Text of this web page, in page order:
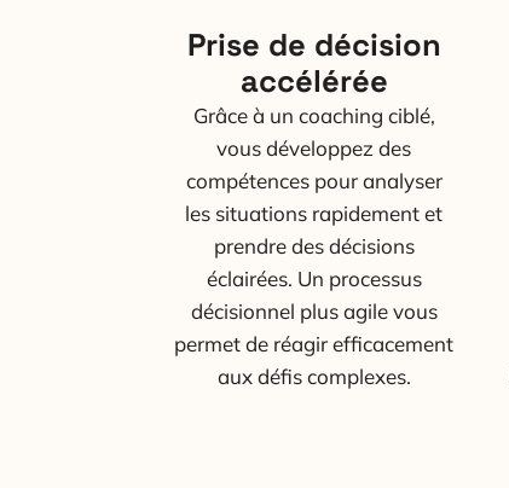
Prise de décision
accélérée
Grâce à un coaching ciblé,
vous développez des
compétences pour analyser
les situations rapidement et
prendre des décisions
éclairées. Un processus
décisionnel plus agile vous
permet de réagir efficacement
aux défis complexes.